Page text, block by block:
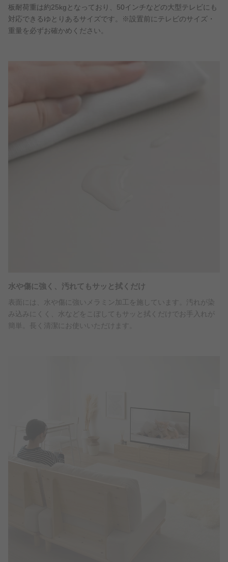
板耐荷重は約25kgとなっており、50インチなどの大型テレビにも
対応できるゆとりあるサイズです。※設置前にテレビのサイズ・
重量を必ずお確かめください。
水や傷に強く、汚れてもサッと拭くだけ
表面には、水や傷に強いメラミン加工を施しています。汚れが染
み込みにくく、水などをこぼしてもサッと拭くだけでお手入れが
簡単。長く清潔にお使いいただけます。